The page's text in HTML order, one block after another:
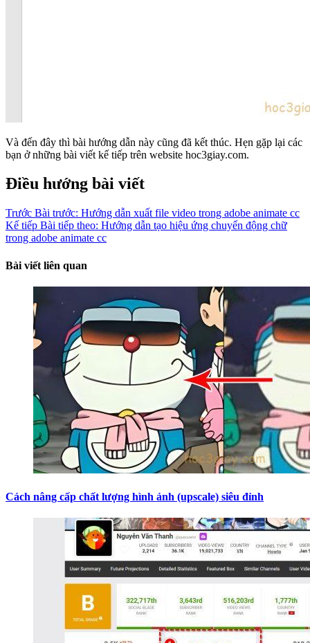
Và đến đây thì bài hướng dẫn này cũng đã kết thúc. Hẹn gặp lại các
bạn ở những bài viết kế tiếp trên website hoc3giay.com.
Điều hướng bài viết
Trước Bài trước: Hướng dẫn xuất file video trong adobe animate cc
Kế tiếp Bài tiếp theo: Hướng dẫn tạo hiệu ứng chuyển động chữ
trong adobe animate cc
Bài viết liên quan
Cách nâng cấp chất lượng hình ảnh (upscale) siêu đỉnh